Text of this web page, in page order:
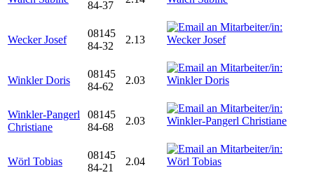
84-37
Wecker Josef
08145
84-32
2.13
Winkler Doris
08145
84-62
2.03
Winkler-Pangerl
Christiane
08145
84-68
2.03
Wörl Tobias
08145
84-21
2.04